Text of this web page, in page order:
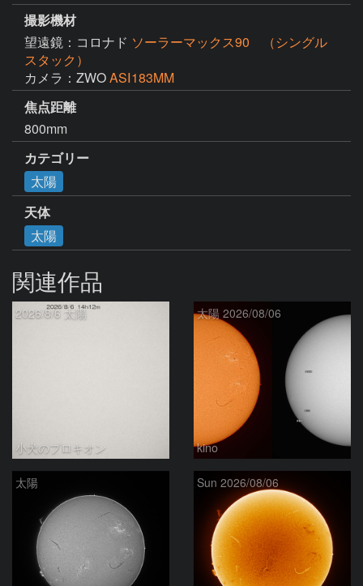
撮影機材
望遠鏡：コロナド ソーラーマックス90 （シングル
スタック）
カメラ：ZWOASⅠ183MM
焦点距離
800mm
カテゴリー
太陽
天体
太陽
関連作品
2026/8/6 太陽
小犬のプロキオン
太陽 2026/08/06
kino
太陽 Sun 2026/08/06